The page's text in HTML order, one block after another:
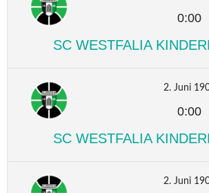
0:00
SC WESTFALIA
2. Juni
0:00
SC WESTFALIA
2. Juni